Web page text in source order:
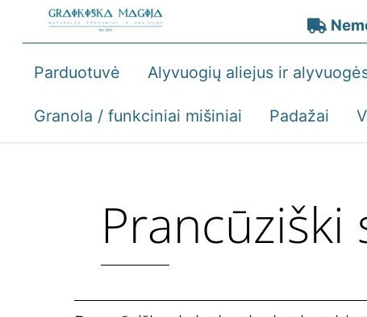
Parduotuvė Alyvuogių aliejus ir
Granola / funkciniai mišiniai Padažai
Prancūziški